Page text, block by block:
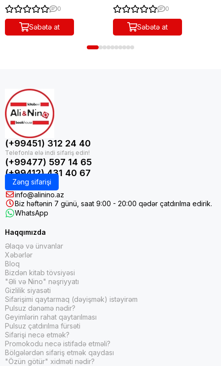
0
Səbətə at
0
Səbətə at
(+99451) 312 24 40
(+99477) 597 14 65
(+99412) 431 40 67
Zəng sifarişi
info@alinino.az
Biz həftənin 7 günü, saat 9:00 - 20:00 qədər çatdırılma edirik.
WhatsApp
Haqqımızda
Əlaqə və ünvanlar
Xəbərlər
Bloq
Bizdən kitab tövsiyəsi
"Əli və Nino" nəşriyyatı
Gizlilik siyasəti
Sifarişimi qaytarmaq (dəyişmək) istəyirəm
Pulsuz dənəmə nədir?
Geyimlərin rahat qaytarılması
Pulsuz çatdırılma fürsəti
Sifarişi necə etmək?
Promokodu necə istifadə etməli?
Bölgələrdən sifariş etmək qaydası
"Özün götür" xidməti nədir?